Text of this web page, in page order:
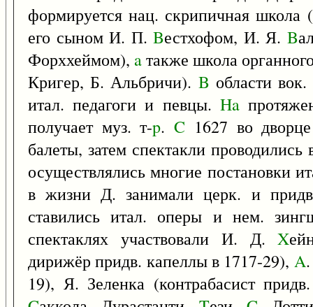
формируется нац. скрипичная школа
его сыном И. П. Bестхофом, И. Я. B
Форххеймом), aтакже школа
Кригер, Б. Альбричи). B области
итал. педагоги и певцы. Ha
получает муз. т-p.C 1627 во
балеты, затем спектакли
осуществлялись многие постановки
в жизни Д. занимали церк. и
ставились итал. оперы и нем.
спектаклях участвовали И. Д.X
дирижёр придв. капеллы в 1717-29), A
19), Я. Зеленка (контрабасист